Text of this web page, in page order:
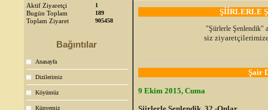
Aktif Ziyaretçi 1
Bugün Toplam 189
Toplam Ziyaret 905458
Bağıntılar
Anasayfa
Dizilerimiz
Köyümüz
Künyemiz
ŞİİRLERLE
"Şiirlerle Şenlendik"
siz ziyaretçilerimize
Şair
9 Ekim 2015, Cuma